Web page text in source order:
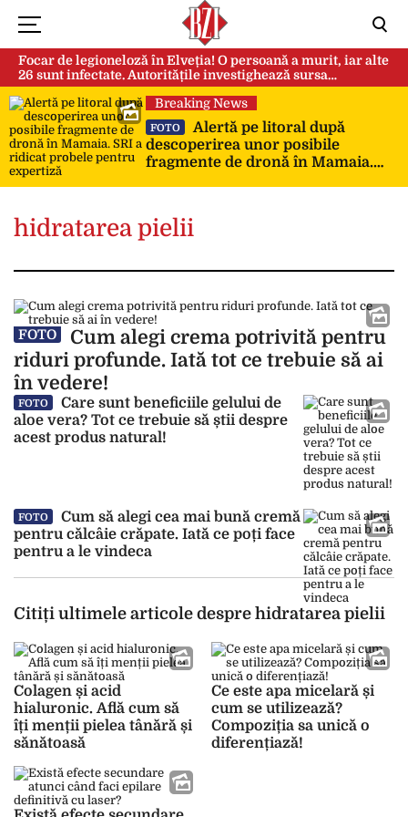
Focar de legioneloză în Elveția! O persoană a murit, iar alte
26 sunt infectate. Autoritățile investighează sursa
contaminării
Breaking News
FOTO
Alertă pe litoral după
descoperirea unor posibile
fragmente de dronă în Mamaia.
hidratarea pielii
FOTO
Cum alegi crema potrivită pentru
riduri profunde. Iată tot ce trebuie să ai
în vedere!
FOTO
Care sunt beneficiile gelului de
aloe vera? Tot ce trebuie să știi despre
acest produs natural!
FOTO
Cum să alegi cea mai bună cremă
pentru călcâie crăpate. Iată ce poți face
pentru a le vindeca
Citiți ultimele articole despre hidratarea pielii
Colagen și acid
hialuronic. Află cum să
îți menții pielea tânără și
sănătoasă
Ce este apa micelară și
cum se utilizează?
Compoziția sa unică o
diferențiază!